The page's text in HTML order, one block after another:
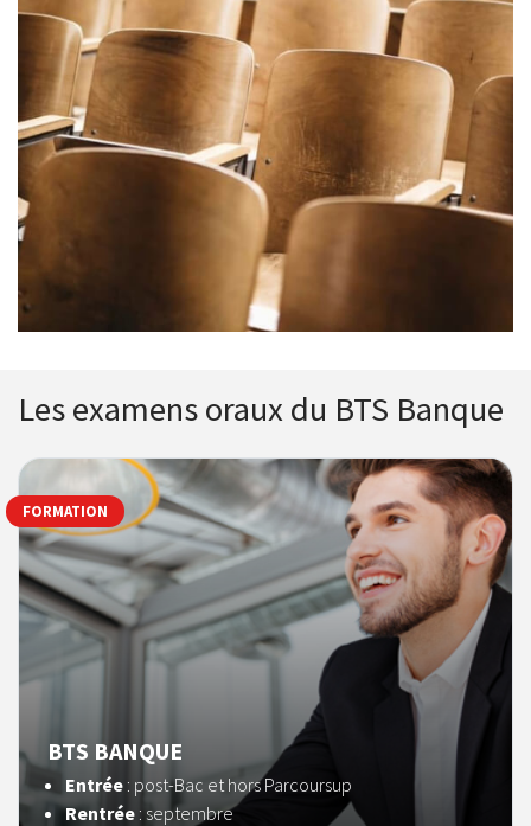
Les examens oraux du BTS Banque
BTS BANQUE
Entrée : post-Bac et hors Parcoursup
Rentrée : septembre
FORMATION